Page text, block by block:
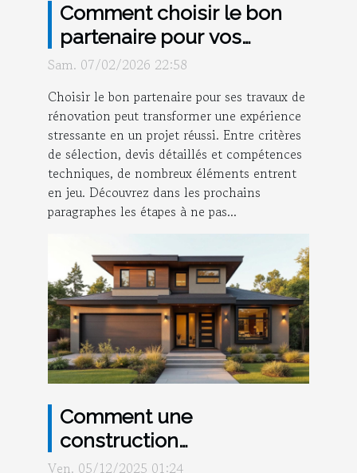
Comment choisir le bon
partenaire pour vos
travaux de rénovation ?
Sam. 07/02/2026 22:58
Choisir le bon partenaire pour ses travaux de
rénovation peut transformer une expérience
stressante en un projet réussi. Entre critères
de sélection, devis détaillés et compétences
techniques, de nombreux éléments entrent
en jeu. Découvrez dans les prochains
paragraphes les étapes à ne pas...
Comment une
construction
personnalisée peut
Ven. 05/12/2025 01:24